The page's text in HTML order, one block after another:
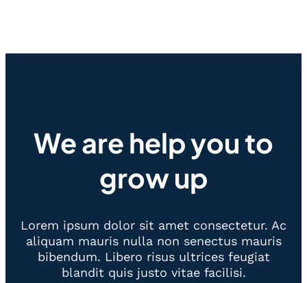
We are help you to
grow up
Lorem ipsum dolor sit amet consectetur. Ac
aliquam mauris nulla non senectus mauris
bibendum. Libero risus ultrices feugiat
blandit quis justo vitae facilisi.